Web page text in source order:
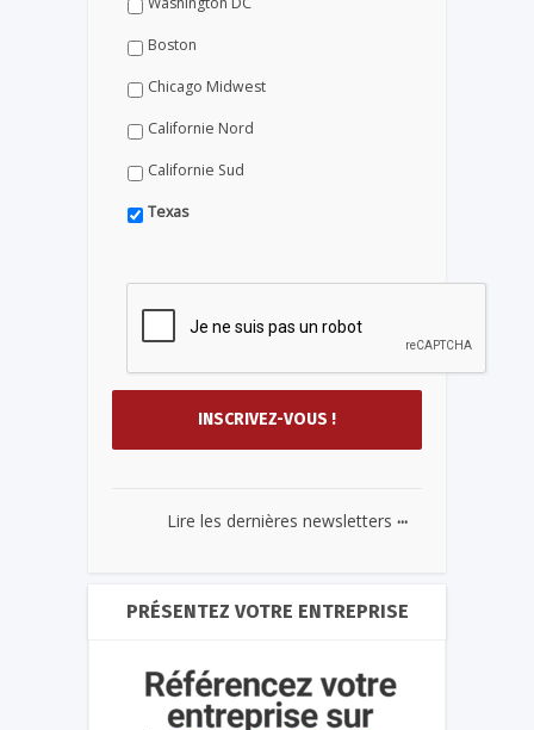
Boston
Chicago Midwest
Californie Nord
Californie Sud
Texas
Lire les dernières newsletters ...
PRÉSENTEZ VOTRE ENTREPRISE